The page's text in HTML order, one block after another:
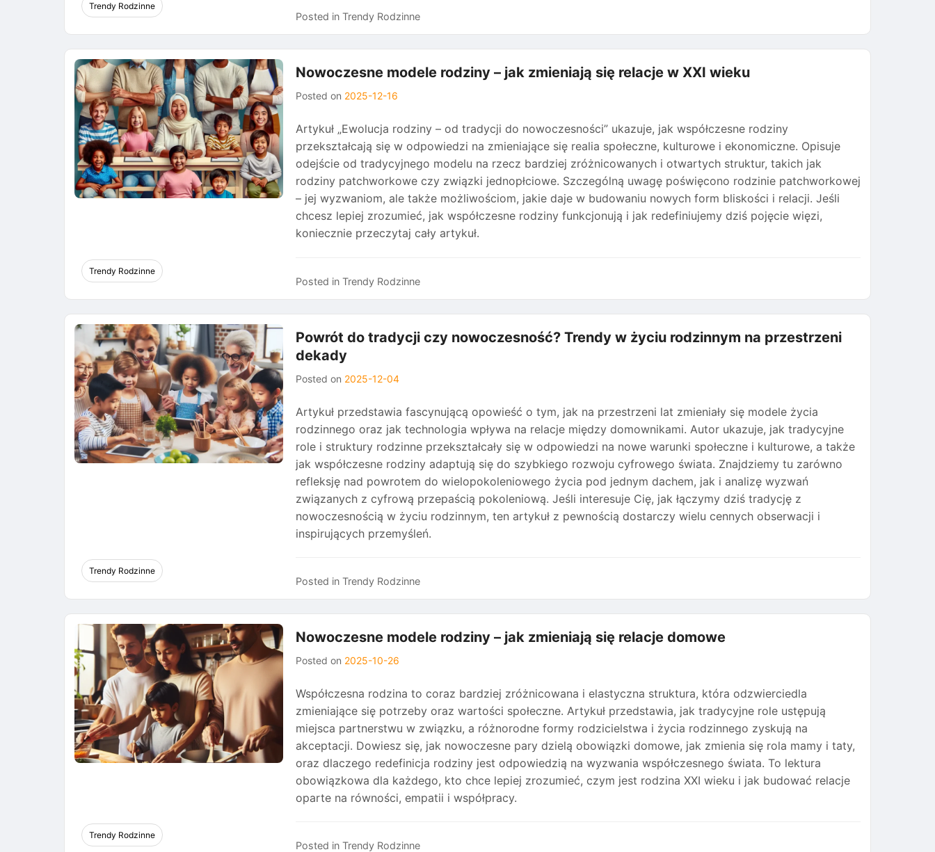
Trendy Rodzinne
Posted in Trendy Rodzinne
Trendy Rodzinne
Nowoczesne modele rodziny – jak zmieniają się relacje w XXI wieku
Posted on 2025-12-16
Artykuł „Ewolucja rodziny – od tradycji do nowoczesności” ukazuje, jak współczesne rodziny
przekształcają się w odpowiedzi na zmieniające się realia społeczne, kulturowe i ekonomiczne. Opisuje
odejście od tradycyjnego modelu na rzecz bardziej zróżnicowanych i otwartych struktur, takich jak
rodziny patchworkowe czy związki jednopłciowe. Szczególną uwagę poświęcono rodzinie patchworkowej
– jej wyzwaniom, ale także możliwościom, jakie daje w budowaniu nowych form bliskości i relacji. Jeśli
chcesz lepiej zrozumieć, jak współczesne rodziny funkcjonują i jak redefiniujemy dziś pojęcie więzi,
koniecznie przeczytaj cały artykuł.
Posted in Trendy Rodzinne
Trendy Rodzinne
Powrót do tradycji czy nowoczesność? Trendy w życiu rodzinnym na przestrzeni
dekady
Posted on 2025-12-04
Artykuł przedstawia fascynującą opowieść o tym, jak na przestrzeni lat zmieniały się modele życia
rodzinnego oraz jak technologia wpływa na relacje między domownikami. Autor ukazuje, jak tradycyjne
role i struktury rodzinne przekształcały się w odpowiedzi na nowe warunki społeczne i kulturowe, a także
jak współczesne rodziny adaptują się do szybkiego rozwoju cyfrowego świata. Znajdziemy tu zarówno
refleksję nad powrotem do wielopokoleniowego życia pod jednym dachem, jak i analizę wyzwań
związanych z cyfrową przepaścią pokoleniową. Jeśli interesuje Cię, jak łączymy dziś tradycję z
nowoczesnością w życiu rodzinnym, ten artykuł z pewnością dostarczy wielu cennych obserwacji i
inspirujących przemyśleń.
Posted in Trendy Rodzinne
Trendy Rodzinne
Nowoczesne modele rodziny – jak zmieniają się relacje domowe
Posted on 2025-10-26
Współczesna rodzina to coraz bardziej zróżnicowana i elastyczna struktura, która odzwierciedla
zmieniające się potrzeby oraz wartości społeczne. Artykuł przedstawia, jak tradycyjne role ustępują
miejsca partnerstwu w związku, a różnorodne formy rodzicielstwa i życia rodzinnego zyskują na
akceptacji. Dowiesz się, jak nowoczesne pary dzielą obowiązki domowe, jak zmienia się rola mamy i taty,
oraz dlaczego redefinicja rodziny jest odpowiedzią na wyzwania współczesnego świata. To lektura
obowiązkowa dla każdego, kto chce lepiej zrozumieć, czym jest rodzina XXI wieku i jak budować relacje
oparte na równości, empatii i współpracy.
Posted in Trendy Rodzinne